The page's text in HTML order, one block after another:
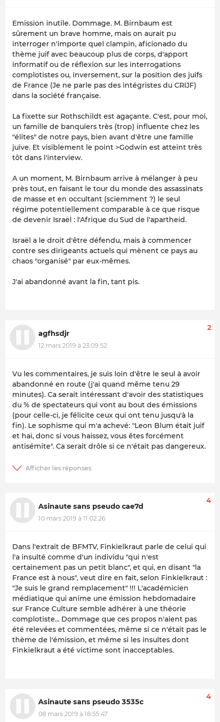
Emission inutile. Dommage. M. Birnbaum est
sûrement un brave homme, mais on aurait pu
interroger n'importe quel clampin, aficionado du
thème juif avec beaucoup plus de corps, d'apport
informatif ou de réflexion sur les interrogations
complotistes ou, inversement, sur la position des juifs
de France (Je ne parle pas des intégristes du CRIJF)
dans la société française.
La fixette sur Rothschildt est agaçante. C'est, pour moi,
un famille de banquiers très (trop) influente chez les
"élites" de notre pays, bien avant d'être une famille
juive. Et visiblement le point >Godwin est atteint très
tôt dans l'interview.
A un moment, M. Birnbaum arrive à mélanger à peu
près tout, en faisant le tour du monde des assassinats
de masse et en occultant (sciemment ?) le seul
régime potentiellement comparable à ce que risque
de devenir Israël : l'Afrique du Sud de l'apartheid.
Israël a le droit d'être défendu, mais à commencer
contre ses dirigeants actuels qui mènent ce pays au
chaos "organisé" par eux-mêmes.
J'ai abandonné avant la fin, tant pis.
agfhsdjr
12 mars 2019 à 23:09:52
2
Vu les commentaires, je suis loin d'être le seul à avoir
abandonné en route (j'ai quand même tenu 29
minutes). Ca serait intéressant d'avoir des statistiques
du % de spectateurs qui vont au bout des émissions
(pour celle-ci, je félicite ceux qui ont tenu jusqu'à la
fin). Le sophisme qui m'a achevé: "Leon Blum était juif
et haï, donc si vous haissez, vous êtes forcément
antisémite". Ca serait drôle si ce n'était pas dangereux.
Asinaute sans pseudo cae7d
10 mars 2019 à 11:02:26
4
Dans l'extrait de BFMTV, Finkielkraut parle de celui qui
l'a insulté comme d'un individu "qui n'est
certainement pas un petit blanc", et qui, en disant "la
France est à nous", veut dire en fait, selon Finkielkraut :
"Je suis le grand remplacement" !!! L'académicien
médiatique qui anime une émission hebdomadaire
sur France Culture semble adhérer à une théorie
complotiste... Dommage que ces propos n'aient pas
été relevées et commentées, même si ce n'était pas le
thème de l'émission, et même si les insultes dont
Finkielkraut a été victime sont inacceptables.
Asinaute sans pseudo 3535c
08 mars 2019 à 18:55:47
4